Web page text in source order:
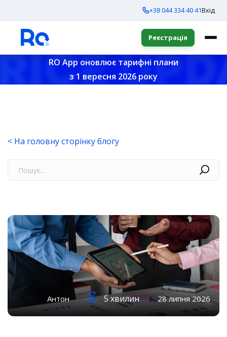
+38 044 334 40 41Вхід
Реєстрація
RO App оновлює тарифні плани
з 1 вересня 2026 року
< На головну сторінку блогу
Антон 5 хвилин 28 липня 2026